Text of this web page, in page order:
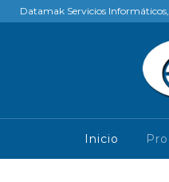
Datamak Servicios
Inicio